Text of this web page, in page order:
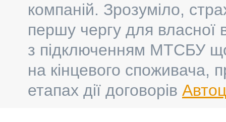
компаній. Зрозуміло,
першу чергу для власної
з підключенням МТСБУ
на кінцевого споживача,
етапах дії договорів